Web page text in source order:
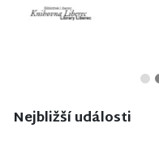
Nejbližší události